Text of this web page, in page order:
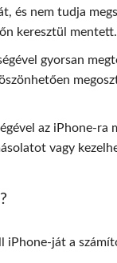
és nem tudja
keresztül mentett.
gyorsan
az iPhone-ra
vagy
iPhone-ját a